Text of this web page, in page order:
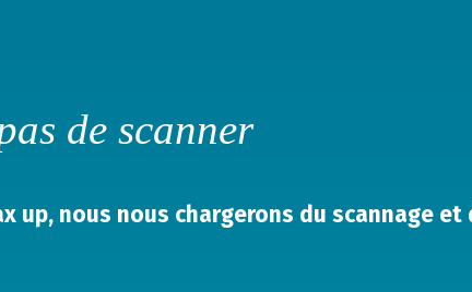
de scanner
nous nous chargerons du scannage et